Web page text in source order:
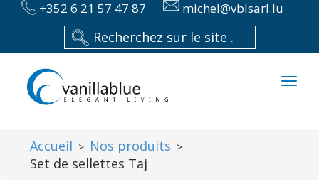
+352 6 21 57 47 87 michel@vblsarl.lu
Accueil > Nos produits >
Set de sellettes Taj